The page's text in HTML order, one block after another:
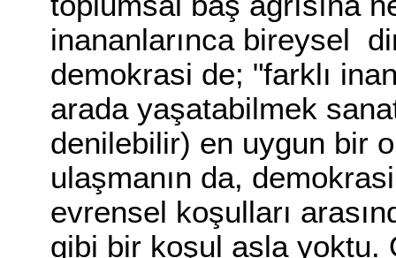
inananlarınca bireysel
demokrasi de; "farklı
arada yaşatabilmek
denilebilir) en uygun bir
ulaşmanın da,
evrensel koşulları
gibi bir koşul asla yoktu.